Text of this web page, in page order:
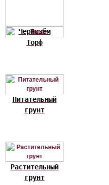
Чернозём
Торф
Питательный
грунт
Растительный
грунт